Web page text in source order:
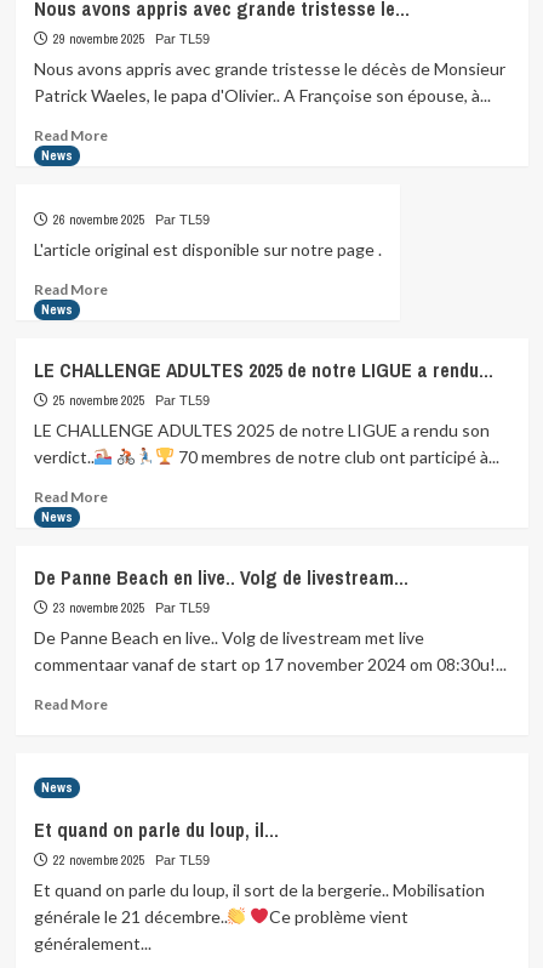
Nous avons appris avec grande tristesse le…
29 novembre 2025 Par TL59
Nous avons appris avec grande tristesse le décès de Monsieur
Patrick Waeles, le papa d'Olivier.. A Françoise son épouse, à...
Read MoreRead
avons
appris
grande
News
26 novembre 2025 Par TL59
L'article original est disponible sur notre page .
Read MoreRead
News
LE CHALLENGE ADULTES 2025 de notre LIGUE a rendu…
25 novembre 2025 Par TL59
LE CHALLENGE ADULTES 2025 de notre LIGUE a rendu son
verdict..
70 membres de notre club ont participé à...
Read MoreRead
CHALLENGE
ADULTES
2025
notre
LIGUE
News
De Panne Beach en live.. Volg de livestream…
23 novembre 2025 Par TL59
De Panne Beach en live.. Volg de livestream met live
commentaar vanaf de start op 17 november 2024 om 08:30u!...
Read MoreRead
en
live..
Volg
de
News
Et quand on parle du loup, il…
22 novembre 2025 Par TL59
Et quand on parle du loup, il sort de la bergerie.. Mobilisation
générale le 21 décembre..
Ce problème vient
généralement...